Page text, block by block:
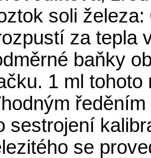
soli
za tepla
baňky
1 ml
sestrojení
se